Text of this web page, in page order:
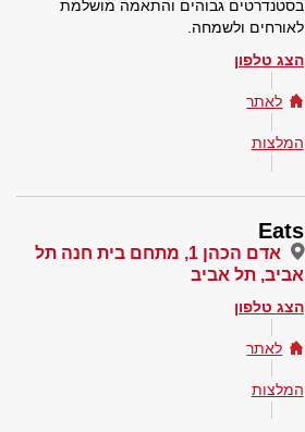
בסטנדרטים גבוהים והתאמה מושלמת
לאורחים ולשמחה.
הצג טלפון
לאתר
המלצות
Eats
אדם הכהן 1, מתחם בית חנה תל
אביב, תל אביב
הצג טלפון
לאתר
המלצות